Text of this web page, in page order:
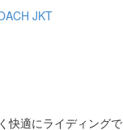
JKT
適にライディング